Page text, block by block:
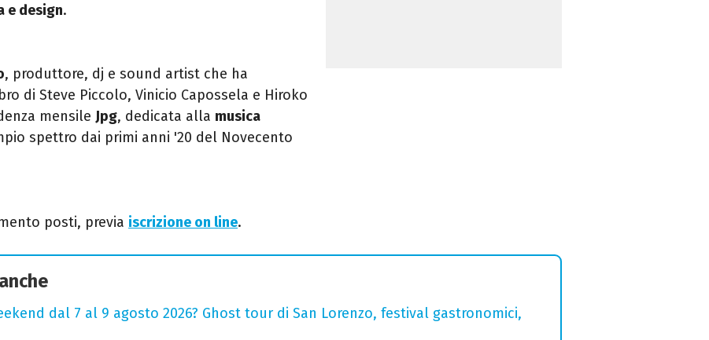
e design.
, produttore, dj e sound artist che ha
di Steve Piccolo, Vinicio Capossela e Hiroko
mensile Jpg, dedicata alla musica
spettro dai primi anni '20 del Novecento
posti, previa iscrizione on line.
dal 7 al 9 agosto 2026? Ghost tour di San Lorenzo, festival gastronomici,